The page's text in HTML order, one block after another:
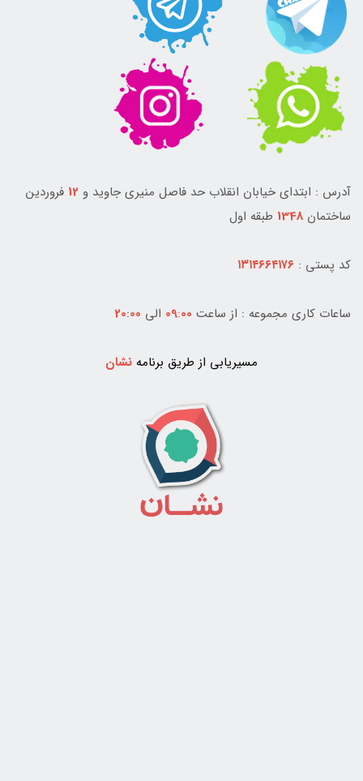
آدرس : ابتدای خيابان انقلاب حد فاصل منيری جاويد و 12 فروردين
ساختمان 1348 طبقه اول
کد پستی : ۱۳۱۴۶۶۴۱۷۶
ساعات کاری مجموعه : از ساعت 09:00 الی 20:00
مسیریابی از طریق برنامه نشان